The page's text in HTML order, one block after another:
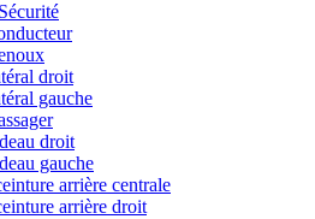
Sécurité
droit
gauche
droit
gauche
arrière centrale
arrière droit